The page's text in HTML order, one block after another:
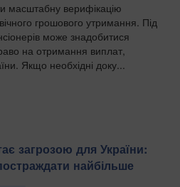
масштабну верифікацію
грошового утримання. Під
може знадобитися
на отримання виплат,
Якщо необхідні доку...
загрозою для України:
найбільше